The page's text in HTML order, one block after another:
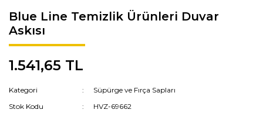
Blue Line Temizlik Ürünleri Duvar
Askısı
1.541,65 TL
Kategori
Süpürge ve Fırça Sapları
Stok Kodu
HVZ-69662